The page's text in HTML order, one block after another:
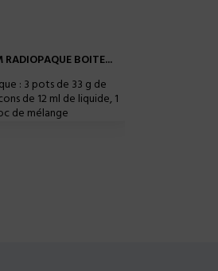
RADIOPAQUE BOITE...
: 3 pots de 33 g de
de 12 ml de liquide, 1
de mélange